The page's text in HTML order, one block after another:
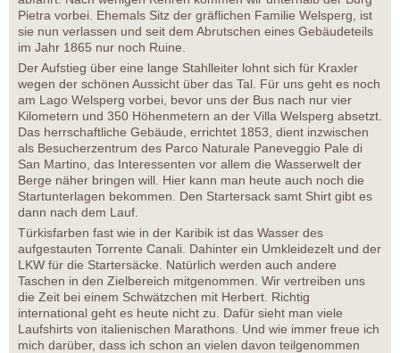
Pietra vorbei. Ehemals Sitz der gräflichen Familie Welsperg, ist
sie nun verlassen und seit dem Abrutschen eines Gebäudeteils
im Jahr 1865 nur noch Ruine.
Der Aufstieg über eine lange Stahlleiter lohnt sich für Kraxler
wegen der schönen Aussicht über das Tal. Für uns geht es noch
am Lago Welsperg vorbei, bevor uns der Bus nach nur vier
Kilometern und 350 Höhenmetern an der Villa Welsperg absetzt.
Das herrschaftliche Gebäude, errichtet 1853, dient inzwischen
als Besucherzentrum des Parco Naturale Paneveggio Pale di
San Martino, das Interessenten vor allem die Wasserwelt der
Berge näher bringen will. Hier kann man heute auch noch die
Startunterlagen bekommen. Den Startersack samt Shirt gibt es
dann nach dem Lauf.
Türkisfarben fast wie in der Karibik ist das Wasser des
aufgestauten Torrente Canali. Dahinter ein Umkleidezelt und der
LKW für die Startersäcke. Natürlich werden auch andere
Taschen in den Zielbereich mitgenommen. Wir vertreiben uns
die Zeit bei einem Schwätzchen mit Herbert. Richtig
international geht es heute nicht zu. Dafür sieht man viele
Laufshirts von italienischen Marathons. Und wie immer freue ich
mich darüber, dass ich schon an vielen davon teilgenommen